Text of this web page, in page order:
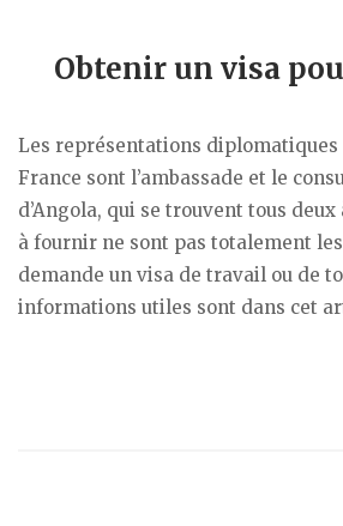
Obtenir un visa
Les représentations diplomatiques
France sont l’ambassade et le
d’Angola, qui se trouvent tous deux
à fournir ne sont pas totalement
demande un visa de travail ou de
informations utiles sont dans cet